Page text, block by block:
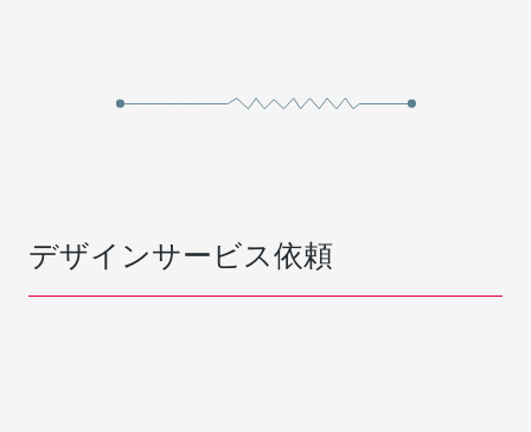
デザインサービス依頼